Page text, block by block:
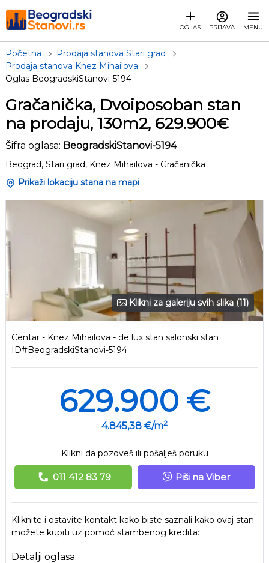
OGLAS PRIJAVA MENU
Početna
Prodaja stanova Stari grad
Prodaja stanova Knez Mihailova
Oglas BeogradskiStanovi-5194
Gračanička, Dvoiposoban stan
na prodaju, 130m2, 629.900€
Šifra oglasa: BeogradskiStanovi-5194
Beograd, Stari grad, Knez Mihailova - Gračanička
Prikaži lokaciju stana na mapi
Klikni za galeriju svih slika (11)
Centar - Knez Mihailova - de lux stan salonski stan
ID#BeogradskiStanovi-5194
629.900 €
4.845,38 €/m2
Klikni da pozoveš ili pošalješ poruku
011 412 83 79 Piši na Viber
Kliknite i ostavite kontakt kako biste saznali kako ovaj stan
možete kupiti uz pomoć stambenog kredita:
Detalji oglasa: